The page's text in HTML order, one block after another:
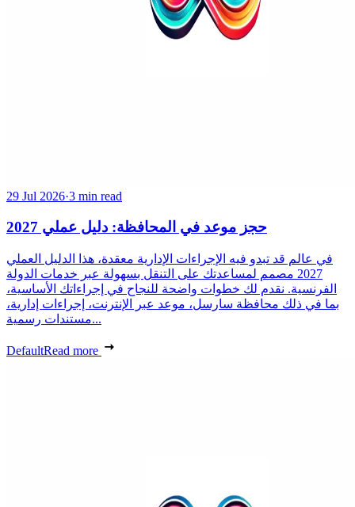
29 Jul 2026·3 min read
حجز موعد في المحافظة: دليل عملي 2027
في عالم قد تبدو فيه الإجراءات الإدارية معقدة، هذا الدليل العملي
2027 مصمم لمساعدتك على التنقل بسهولة عبر خدمات الدولة
الفرنسية. نقدم لك خطوات واضحة للنجاح في إجراءاتك الأساسية،
بما في ذلك محافظة سارسل، موعد عبر الإنترنت، إجراءات إدارية،
مستندات رسمية...
DefaultRead more